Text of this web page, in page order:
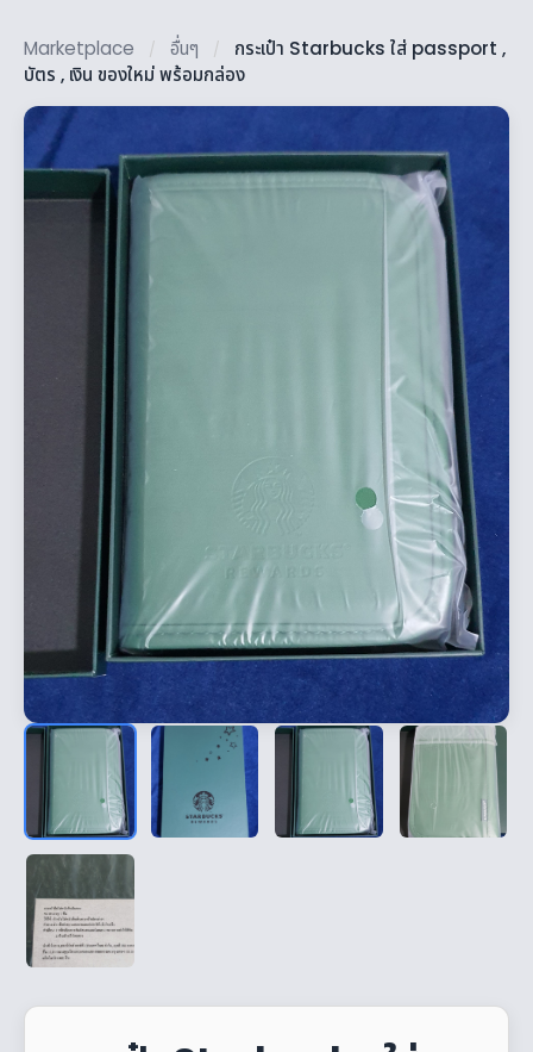
Marketplace / อื่นๆ /
กระเป๋า Starbucks ใส่ passport ,
บัตร , เงิน ของใหม่ พร้อมกล่อง